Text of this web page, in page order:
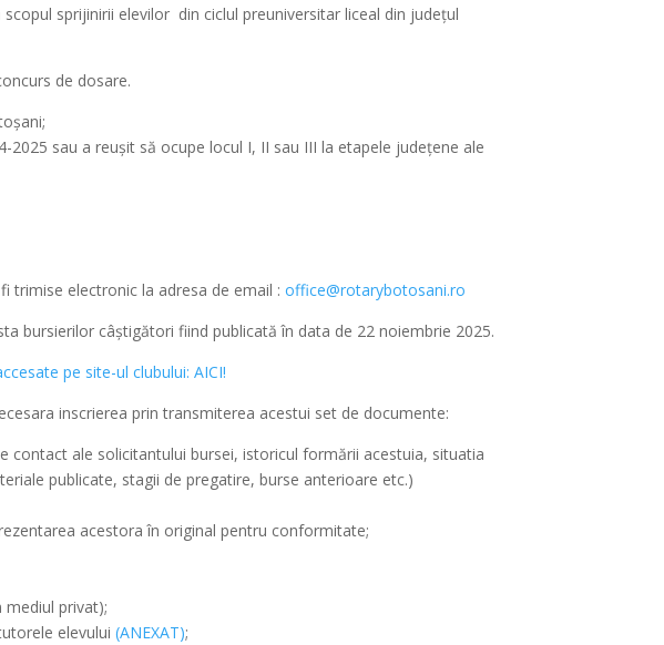
sprijinirii elevilor din ciclul preuniversitar liceal din județul
de dosare.
sau a reușit să ocupe locul I, II sau III la etapele județene ale
trimise electronic la adresa de email : office@rotarybotosani.ro
bursierilor câștigători fiind publicată în data de 22 noiembrie 2025.
pe site-ul clubului: AICI!
inscrierea prin transmiterea acestui set de documente:
contact ale solicitantului bursei, istoricul formării acestuia, situatia
publicate, stagii de pregatire, burse anterioare etc.)
acestora în original pentru conformitate;
mediul privat);
elevului (ANEXAT);